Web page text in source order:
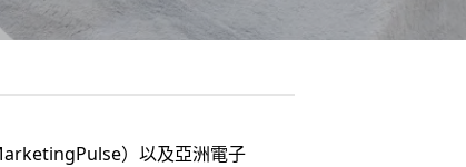
）以及亞洲電子